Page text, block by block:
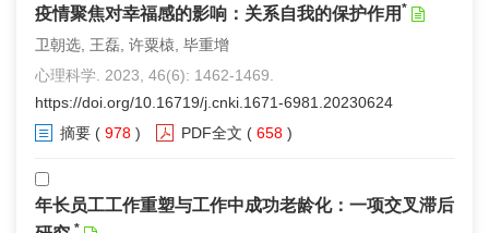
疫情聚焦对幸福感的影响：关系自我的保护作用 *
卫朝选, 王磊, 许粟榬, 毕重增
心理科学. 2023, 46(6): 1462-1469.
https://doi.org/10.16719/j.cnki.1671-6981.20230624
摘要 ( 978 ) PDF全文 ( 658 )
年长员工工作重塑与工作中成功老龄化：一项交叉滞后
*